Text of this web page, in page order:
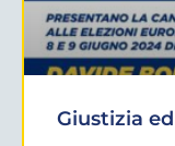
Giustizia